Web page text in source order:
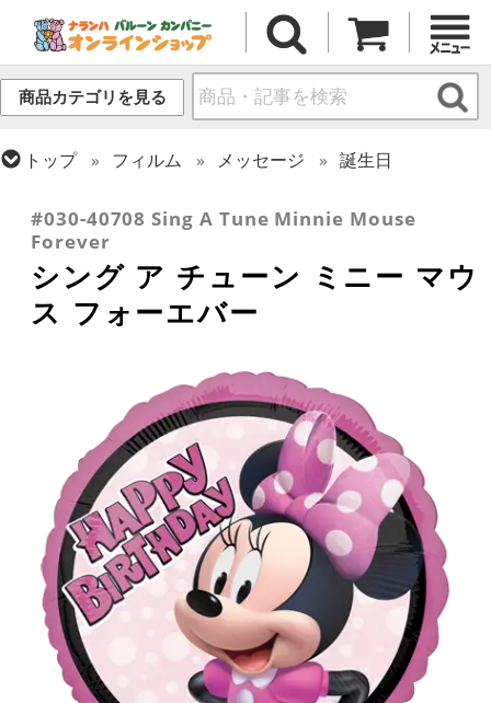
商品カテゴリを見る
トップ フィルム メッセージ
誕生日
#030-40708 Sing A Tune Minnie Mouse
Forever
シング ア チューン ミニー マウ
ス フォーエバー